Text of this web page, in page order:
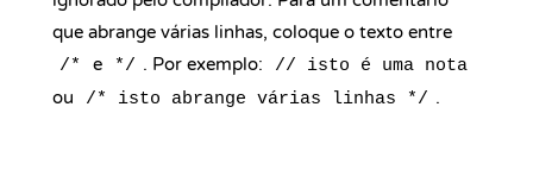
que abrange várias linhas, coloque o texto entre
/* e */ . Por exemplo: // isto é uma nota
ou /* isto abrange várias linhas */ .